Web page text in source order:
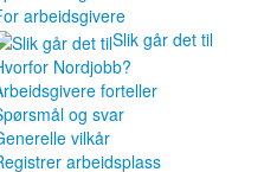
arbeidsgivere
Slik går det til
Nordjobb?
forteller
og svar
vilkår
arbeidsplass